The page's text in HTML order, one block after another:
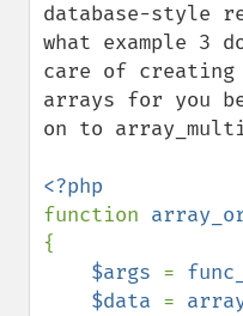
database-style
what example 3
care of creating
arrays for you
on to
function
{
$args =
$data =